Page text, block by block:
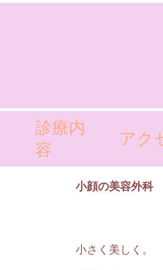
診療内
容
アク
小顔の美容外科
小さく美しく。